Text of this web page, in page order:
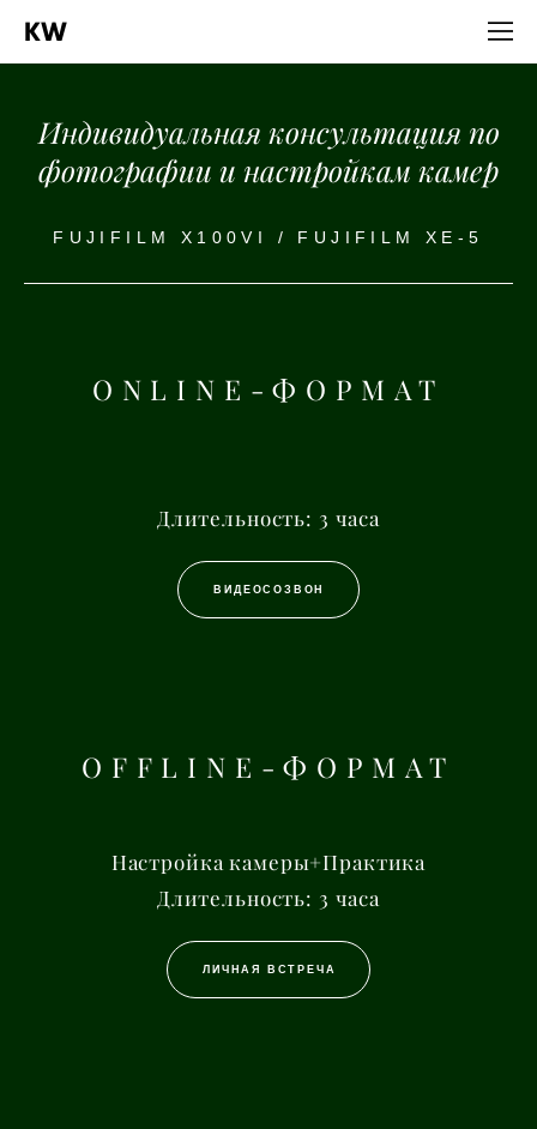
KW
Индивидуальная консультация по
фотографии и настройкам камер
FUJIFILM X100VI / FUJIFILM XE-5
ONLINE-ФОРМАТ
Длительность: 3 часа
ВИДЕОСОЗВОН
OFFLINE-ФОРМАТ
Настройка камеры+Практика
Длительность: 3 часа
ЛИЧНАЯ ВСТРЕЧА